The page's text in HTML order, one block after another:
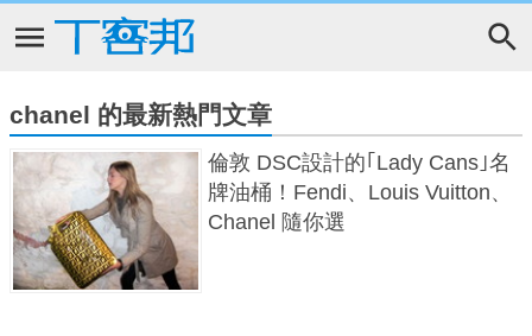
chanel 的最新熱門文章
倫敦 DSC設計的｢Lady Cans｣名
牌油桶！Fendi、Louis Vuitton、
Chanel 隨你選